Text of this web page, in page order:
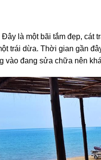
là một bãi tắm đẹp,
trái dừa. Thời gian gần
vào đang sửa chữa nên